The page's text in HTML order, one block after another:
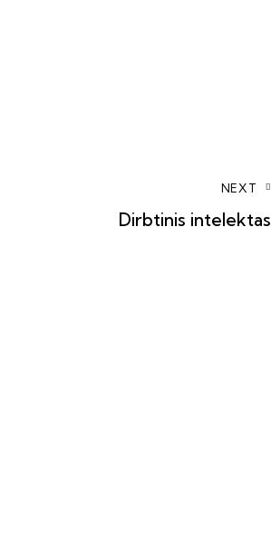
NEXT
Dirbtinis intelektas